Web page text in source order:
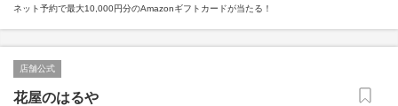
ネット予約で最大10,000円分のAmazonギフトカードが当たる！
店舗公式
花屋のはるや